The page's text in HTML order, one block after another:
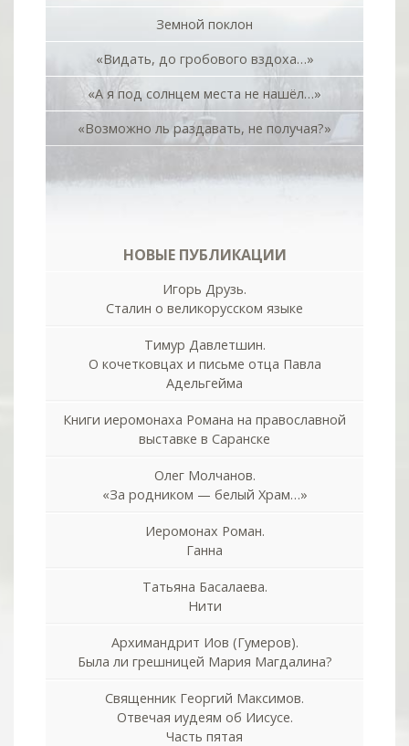
Земной поклон
«Видать, до гробового вздоха…»
«А я под солнцем места не нашёл…»
«Возможно ль раздавать, не получая?»
НОВЫЕ ПУБЛИКАЦИИ
Игорь Друзь.
Сталин о великорусском языке
Тимур Давлетшин.
О кочетковцах и письме отца Павла
Адельгейма
Книги иеромонаха Романа на православной
выставке в Саранске
Олег Молчанов.
«За родником — белый Храм…»
Иеромонах Роман.
Ганна
Татьяна Басалаева.
Нити
Архимандрит Иов (Гумеров).
Была ли грешницей Мария Магдалина?
Священник Георгий Максимов.
Отвечая иудеям об Иисусе.
Часть пятая